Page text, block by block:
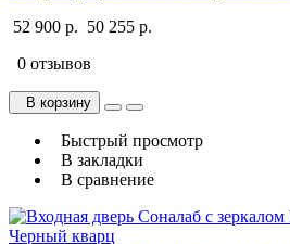
52 900 р. 50 255 р.
0 отзывов
В корзину
Быстрый просмотр
В закладки
В сравнение